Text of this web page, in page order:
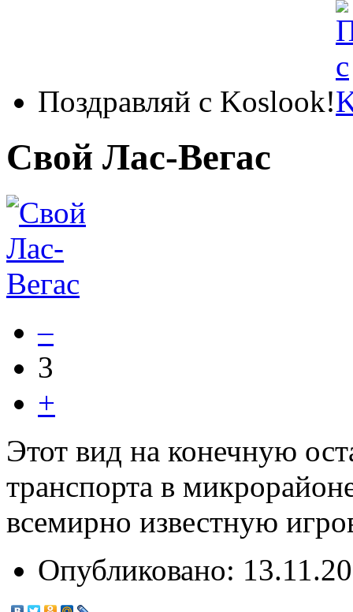
Поздравляй с Koslook!
Свой Лас-Вегас
–
3
+
Этот вид на конечную
транспорта в
всемирно известную
Опубликовано: